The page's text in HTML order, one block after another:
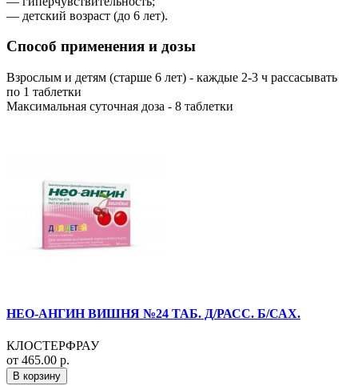
— детский возраст (до 6 лет).
Способ применения и дозы
Взрослым и детям (старше 6 лет) - каждые 2-3 ч рассасывать
по 1 таблетки
Максимальная суточная доза - 8 таблетки
НЕО-АНГИН ВИШНЯ №24 ТАБ. Д/РАСС. Б/САХ.
КЛОСТЕРФРАУ
от 465.00 р.
В корзину